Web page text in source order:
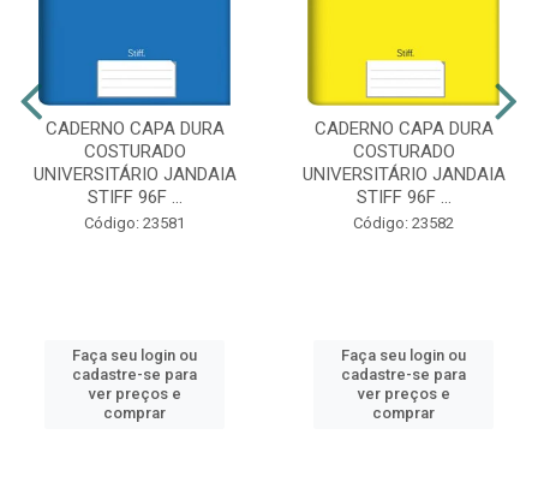
CADERNO CAPA DURA
COSTURADO
UNIVERSITÁRIO JANDAIA
STIFF 96F ...
Código: 23581
Faça seu login ou
cadastre-se para
ver preços e
comprar
CADERNO CAPA DURA
COSTURADO
UNIVERSITÁRIO JANDAIA
STIFF 96F ...
Código: 23582
Faça seu login ou
cadastre-se para
ver preços e
comprar